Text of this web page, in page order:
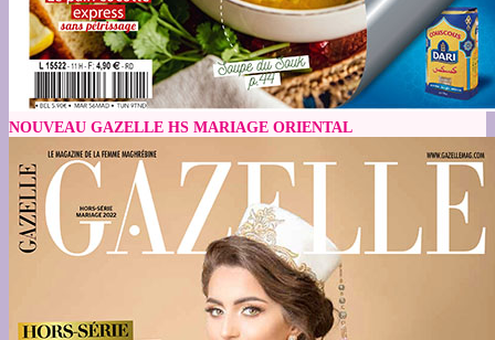
NOUVEAU GAZELLE HS MARIAGE ORIENTAL